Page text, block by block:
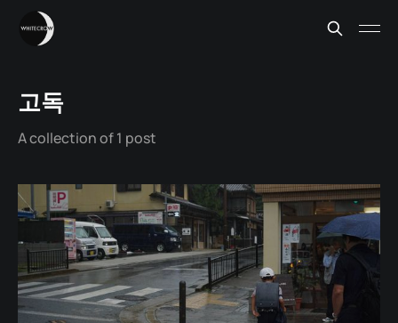
고독
A collection of 1 post